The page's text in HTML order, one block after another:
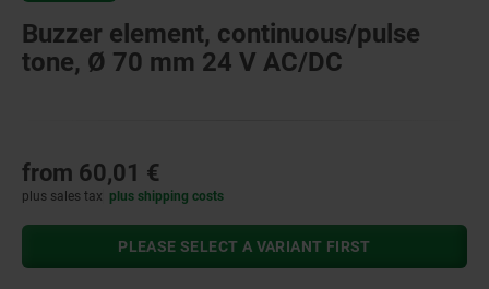
Buzzer element, continuous/pulse
tone, Ø 70 mm 24 V AC/DC
from 60,01 €
plus sales tax plus shipping costs
PLEASE SELECT A VARIANT FIRST